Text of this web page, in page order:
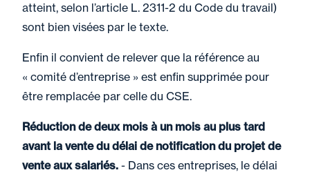
atteint, selon l’article L. 2311-2 du Code du travail)
sont bien visées par le texte.
Enfin il convient de relever que la référence au
« comité d’entreprise » est enfin supprimée pour
être remplacée par celle du CSE.
Réduction de deux mois à un mois au plus tard
avant la vente du délai de notification du projet de
vente aux salariés. - Dans ces entreprises, le délai